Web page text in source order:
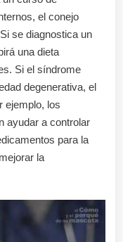
el conejo
se diagnostica un
una dieta
Si el síndrome
degenerativa, el
ejemplo, los
ayudar a controlar
para la
la